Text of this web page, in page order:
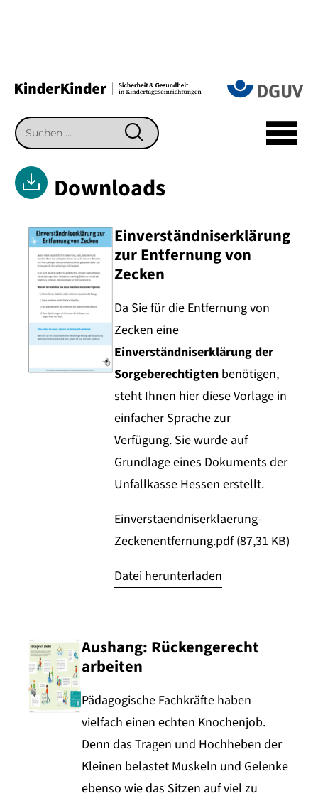
Suchen
SUCHEN
Downloads
Einverständniserklärung
zur Entfernung von
Zecken
Da Sie für die Entfernung von
Zecken eine
Einverständniserklärung der
Sorgeberechtigten benötigen,
steht Ihnen hier diese Vorlage in
einfacher Sprache zur
Verfügung. Sie wurde auf
Grundlage eines Dokuments der
Unfallkasse Hessen erstellt.
Einverstaendniserklaerung-
Zeckenentfernung.pdf (87,31 KB)
Datei herunterladen
Aushang: Rückengerecht
arbeiten
Pädagogische Fachkräfte haben
vielfach einen echten Knochenjob.
Denn das Tragen und Hochheben der
Kleinen belastet Muskeln und Gelenke
ebenso wie das Sitzen auf viel zu